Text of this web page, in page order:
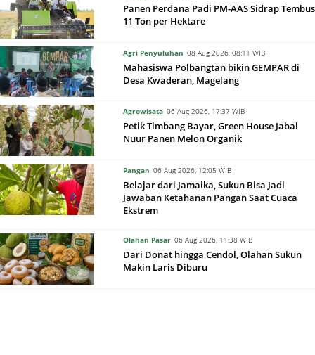
Panen Perdana Padi PM-AAS Sidrap Tembus
11 Ton per Hektare
Agri Penyuluhan 08 Aug 2026, 08:11 WIB
Mahasiswa Polbangtan bikin GEMPAR di
Desa Kwaderan, Magelang
Agrowisata 06 Aug 2026, 17:37 WIB
Petik Timbang Bayar, Green House Jabal
Nuur Panen Melon Organik
Pangan 06 Aug 2026, 12:05 WIB
Belajar dari Jamaika, Sukun Bisa Jadi
Jawaban Ketahanan Pangan Saat Cuaca
Ekstrem
Olahan Pasar 06 Aug 2026, 11:38 WIB
Dari Donat hingga Cendol, Olahan Sukun
Makin Laris Diburu